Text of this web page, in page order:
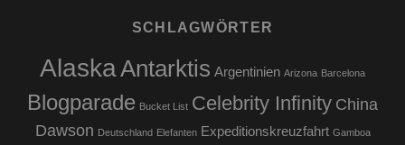
SCHLAGWÖRTER
AlaskaAntarktis Argentinien Arizona Barcelona
Blogparade Bucket List Celebrity Infinity China
Dawson Deutschland Elefanten Expeditionskreuzfahrt Gamboa